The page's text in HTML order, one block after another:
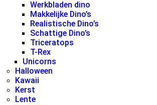
Werkbladen dino
Makkelijke Dino’s
Realistische Dino’s
Schattige Dino’s
Triceratops
T-Rex
Unicorns
Halloween
Kawaii
Kerst
Lente